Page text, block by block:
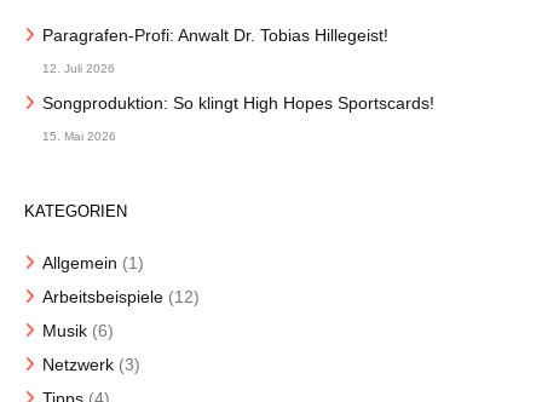
Paragrafen-Profi: Anwalt Dr. Tobias Hillegeist!
12. Juli 2026
Songproduktion: So klingt High Hopes Sportscards!
15. Mai 2026
KATEGORIEN
Allgemein (1)
Arbeitsbeispiele (12)
Musik (6)
Netzwerk (3)